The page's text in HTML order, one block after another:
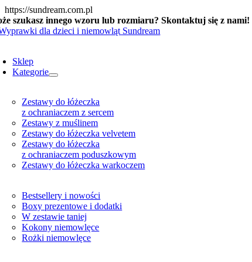
https://sundream.com.pl
to
content
szukasz innego wzoru lub rozmiaru? Skontaktuj się z nami!
Sklep
Kategorie
Zestawy do łóżeczka
z ochraniaczem z sercem
Zestawy z muślinem
Zestawy do łóżeczka velvetem
Zestawy do łóżeczka
z ochraniaczem poduszkowym
Zestawy do łóżeczka warkoczem
Bestsellery i nowości
Boxy prezentowe i dodatki
W zestawie taniej
Kokony niemowlęce
Rożki niemowlęce